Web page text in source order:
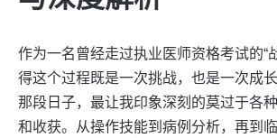
作为一名曾经走过执业医师资格考试的“
得这个过程既是一次挑战，也是一次成
那段日子，最让我印象深刻的莫过于各
和收获。从操作技能到病例分析，再到